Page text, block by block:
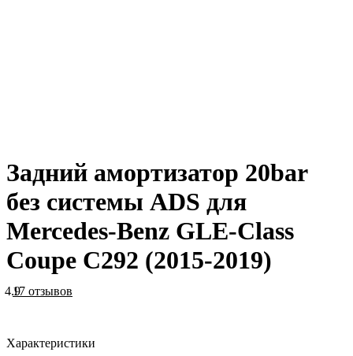
Задний амортизатор 20bar
без системы ADS для
Mercedes-Benz GLE-Class
Coupe C292 (2015-2019)
4.917 отзывов
Характеристики